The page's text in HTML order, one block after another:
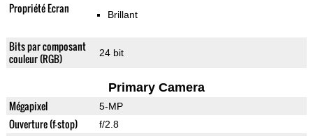
Propriété Ecran Brillant
Bits par composant
couleur (RGB)
24 bit
Primary Camera
Mégapixel 5-MP
Ouverture (f-stop) f/2.8